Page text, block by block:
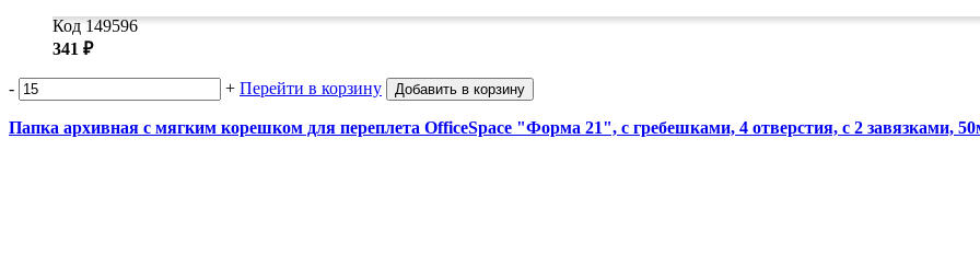
Код 149596
341 ₽
- + Перейти в корзину Добавить в корзину
Папка архивная с мягким корешком для переплета OfficeSpace "Форма 21", с гребешками, 4 отверстия, с 2 завязками,